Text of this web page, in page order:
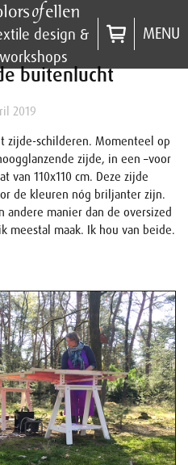
design &
workshops
MENU
buitenlucht
2019
zijde-schilderen. Momenteel op
zijde, in een –voor
van 110x110 cm. Deze zijde
de kleuren nóg briljanter zijn.
andere manier dan de oversized
meestal maak. Ik hou van beide.